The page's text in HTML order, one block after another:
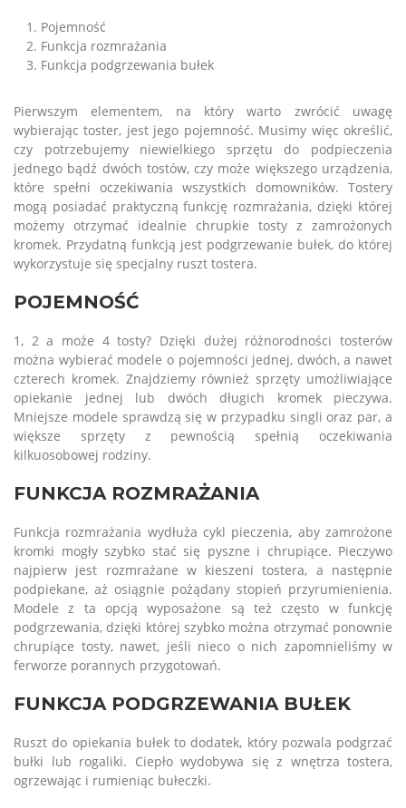
Pojemność
Funkcja rozmrażania
Funkcja podgrzewania bułek
Pierwszym elementem, na który warto zwrócić uwagę
wybierając toster, jest jego pojemność. Musimy więc określić,
czy potrzebujemy niewielkiego sprzętu do podpieczenia
jednego bądź dwóch tostów, czy może większego urządzenia,
które spełni oczekiwania wszystkich domowników. Tostery
mogą posiadać praktyczną funkcję rozmrażania, dzięki której
możemy otrzymać idealnie chrupkie tosty z zamrożonych
kromek. Przydatną funkcją jest podgrzewanie bułek, do której
wykorzystuje się specjalny ruszt tostera.
POJEMNOŚĆ
1, 2 a może 4 tosty? Dzięki dużej różnorodności tosterów
można wybierać modele o pojemności jednej, dwóch, a nawet
czterech kromek. Znajdziemy również sprzęty umożliwiające
opiekanie jednej lub dwóch długich kromek pieczywa.
Mniejsze modele sprawdzą się w przypadku singli oraz par, a
większe sprzęty z pewnością spełnią oczekiwania
kilkuosobowej rodziny.
FUNKCJA ROZMRAŻANIA
Funkcja rozmrażania wydłuża cykl pieczenia, aby zamrożone
kromki mogły szybko stać się pyszne i chrupiące. Pieczywo
najpierw jest rozmrażane w kieszeni tostera, a następnie
podpiekane, aż osiągnie pożądany stopień przyrumienienia.
Modele z ta opcją wyposażone są też często w funkcję
podgrzewania, dzięki której szybko można otrzymać ponownie
chrupiące tosty, nawet, jeśli nieco o nich zapomnieliśmy w
ferworze porannych przygotowań.
FUNKCJA PODGRZEWANIA BUŁEK
Ruszt do opiekania bułek to dodatek, który pozwala podgrzać
bułki lub rogaliki. Ciepło wydobywa się z wnętrza tostera,
ogrzewając i rumieniąc bułeczki.